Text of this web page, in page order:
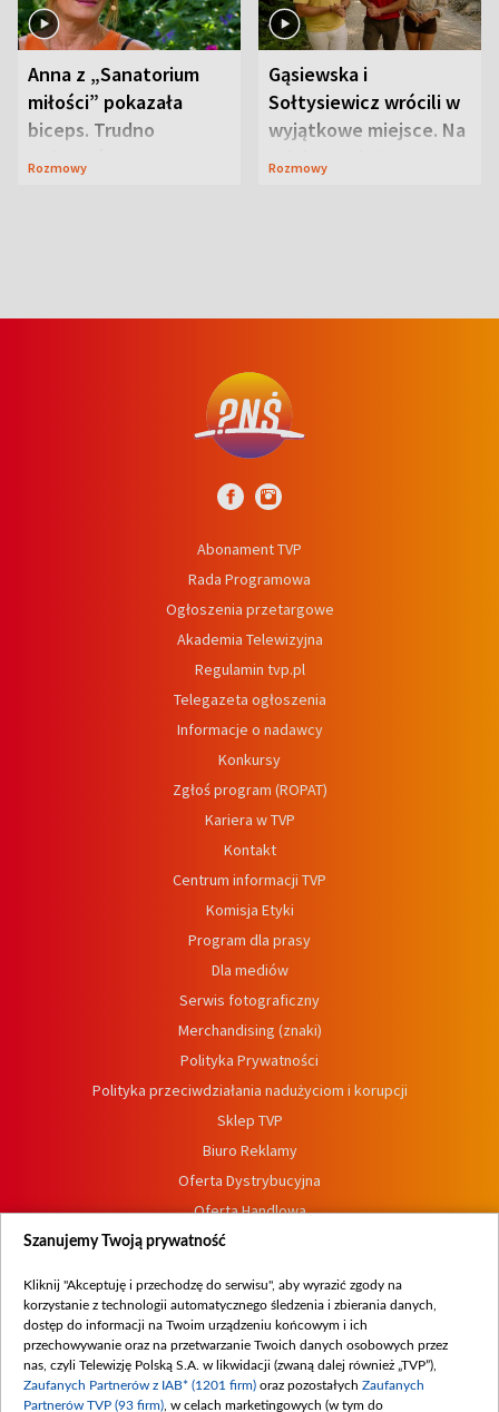
Anna z „Sanatorium
miłości” pokazała
biceps. Trudno
uwierzyć, co przeszła
Rozmowy
Gąsiewska i
Sołtysiewicz wrócili w
wyjątkowe miejsce. Na
szlaku czekał
Rozmowy
Abonament TVP
Rada Programowa
Ogłoszenia przetargowe
Akademia Telewizyjna
Regulamin tvp.pl
Telegazeta ogłoszenia
Informacje o nadawcy
Konkursy
Zgłoś program (ROPAT)
Kariera w TVP
Kontakt
Centrum informacji TVP
Komisja Etyki
Program dla prasy
Dla mediów
Serwis fotograficzny
Merchandising (znaki)
Polityka Prywatności
Polityka przeciwdziałania nadużyciom i korupcji
Sklep TVP
Biuro Reklamy
Oferta Dystrybucyjna
Oferta Handlowa
Dostępność
Procedura zgłoszeń wewnętrznych
Szanujemy Twoją prywatność
Kliknij "Akceptuję i przechodzę do serwisu", aby wyrazić zgody na
korzystanie z technologii automatycznego śledzenia i zbierania danych,
dostęp do informacji na Twoim urządzeniu końcowym i ich
przechowywanie oraz na przetwarzanie Twoich danych osobowych przez
nas, czyli Telewizję Polską S.A. w likwidacji (zwaną dalej również „TVP”),
Zaufanych Partnerów z IAB* (1201 firm) oraz pozostałych Zaufanych
Partnerów TVP (93 firm) , w celach marketingowych (w tym do